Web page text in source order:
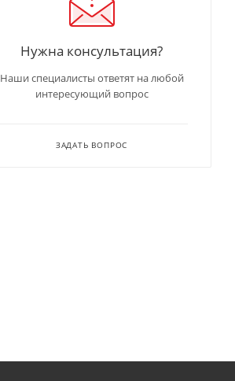
Нужна консультация?
Наши специалисты ответят на любой
интересующий вопрос
ЗАДАТЬ ВОПРОС